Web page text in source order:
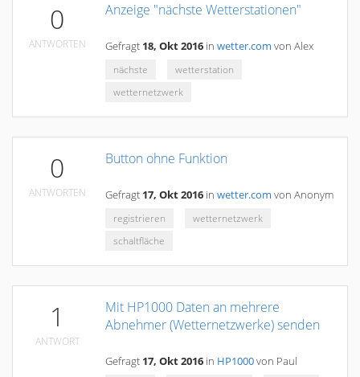
0
ANTWORTEN
Anzeige "nächste Wetterstationen"
Gefragt 18, Okt 2016 in wetter.com von Alex
nächste
wetterstation
wetternetzwerk
0
ANTWORTEN
Button ohne Funktion
Gefragt 17, Okt 2016 in wetter.com von Anonym
registrieren
wetternetzwerk
schaltfläche
1
ANTWORT
Mit HP1000 Daten an mehrere
Abnehmer (Wetternetzwerke) senden
Gefragt 17, Okt 2016 in HP1000von Paul